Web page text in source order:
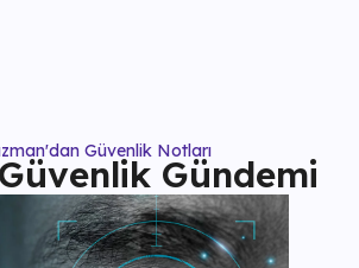
Güvenlik Notları
Gündemi